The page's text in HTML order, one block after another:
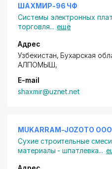
ШАХМИР-96 ЧФ
Системы электронных
торговля... ещё
Адрес
Узбекистан, Бухарская
АЛПОМЫШ,
E-mail
shaxmir@uznet.net
MUKARRAM-JOZOTO ООО
Сухие строительные смеси
материалы - шпатлевка...